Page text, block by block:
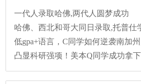
一代人录取哈佛,两代人圆梦成功
哈佛、西北和哥大同日录取,托普仕
低gpa+语言，C同学如何逆袭南加